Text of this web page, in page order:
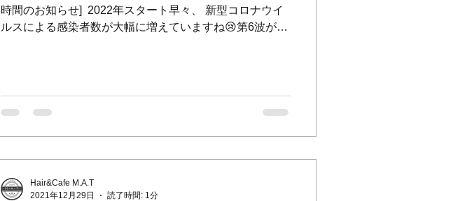
時間のお知らせ] ⁡ 2022年スタート早々、 新型コロナウイ
ルスによる感染者数が大幅に増えていますね😢第6波が早
Hair&Cafe M.A.T
2021年12月29日
読了時間: 1分